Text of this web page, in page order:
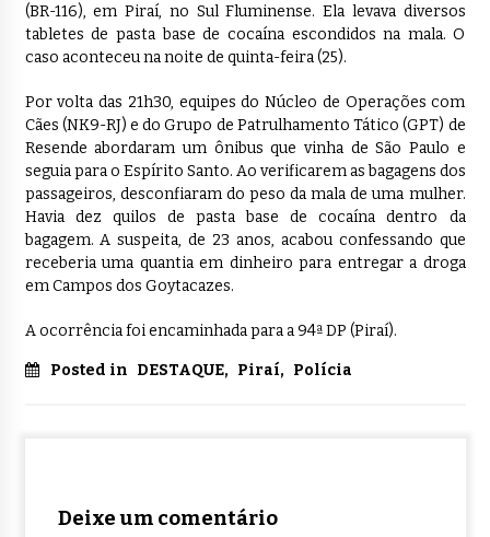
(BR-116), em Piraí, no Sul Fluminense. Ela levava diversos
tabletes de pasta base de cocaína escondidos na mala. O
caso aconteceu na noite de quinta-feira (25).
Por volta das 21h30, equipes do Núcleo de Operações com
Cães (NK9-RJ) e do Grupo de Patrulhamento Tático (GPT) de
Resende abordaram um ônibus que vinha de São Paulo e
seguia para o Espírito Santo. Ao verificarem as bagagens dos
passageiros, desconfiaram do peso da mala de uma mulher.
Havia dez quilos de pasta base de cocaína dentro da
bagagem. A suspeita, de 23 anos, acabou confessando que
receberia uma quantia em dinheiro para entregar a droga
em Campos dos Goytacazes.
A ocorrência foi encaminhada para a 94ª DP (Piraí).
Posted in DESTAQUE, Piraí, Polícia
Deixe um comentário